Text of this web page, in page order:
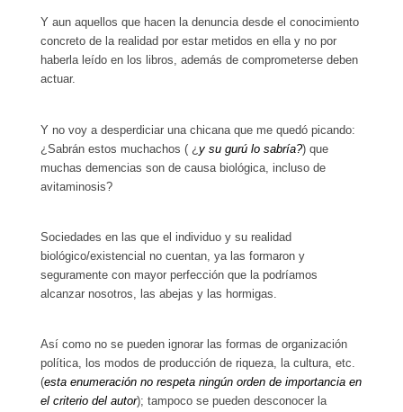
Y aun aquellos que hacen la denuncia desde el conocimiento
concreto de la realidad por estar metidos en ella y no por
haberla leído en los libros, además de comprometerse deben
actuar.
Y no voy a desperdiciar una chicana que me quedó picando:
¿Sabrán estos muchachos ( ¿ y su gurú lo sabría?) que
muchas demencias son de causa biológica, incluso de
avitaminosis?
Sociedades en las que el individuo y su realidad
biológico/existencial no cuentan, ya las formaron y
seguramente con mayor perfección que la podríamos
alcanzar nosotros, las abejas y las hormigas.
Así como no se pueden ignorar las formas de organización
política, los modos de producción de riqueza, la cultura, etc.
(esta enumeración no respeta ningún orden de importancia en
el criterio del autor); tampoco se pueden desconocer la